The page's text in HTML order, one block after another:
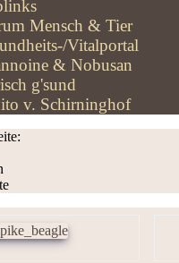
Mensch & Tier
Vitalportal
& Nobusan
g'sund
v. Schirninghof